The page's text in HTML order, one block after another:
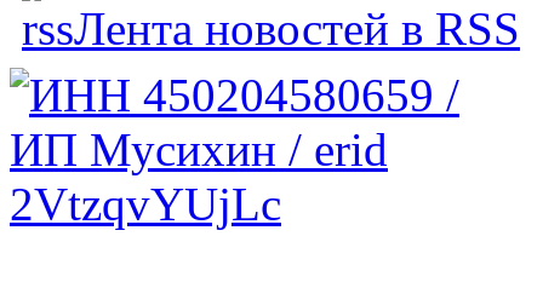
Лента новостей в RSS